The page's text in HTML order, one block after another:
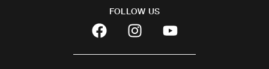
FOLLOW US
F
a
c
I
n
s
Y
o
u